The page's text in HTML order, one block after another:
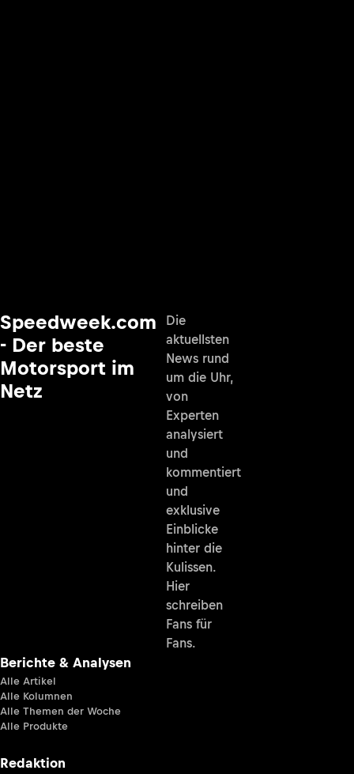
Speedweek.com
- Der beste
Motorsport im
Netz
Die
aktuellsten
News rund
um die Uhr,
von
Experten
analysiert
und
kommentiert
und
exklusive
Einblicke
hinter die
Kulissen.
Hier
schreiben
Fans für
Fans.
Berichte & Analysen
Alle Artikel
Alle Kolumnen
Alle Themen der Woche
Alle Produkte
Redaktion